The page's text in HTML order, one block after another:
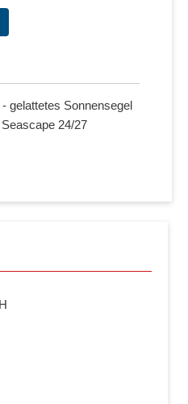
gelattetes Sonnensegel
24/27